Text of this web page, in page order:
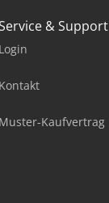
& Support
Login
Kontakt
Muster-Kaufvertrag